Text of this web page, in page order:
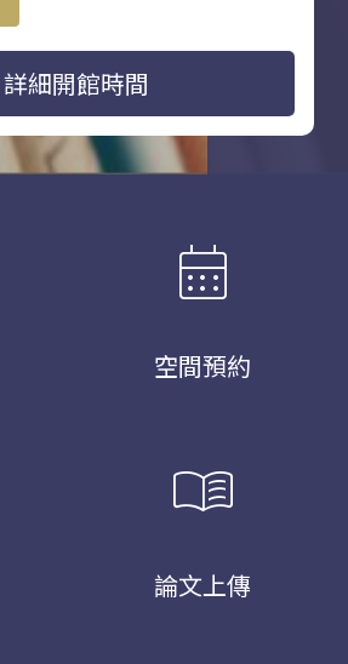
詳細開館時間
calendar_month
空間預約
menu_book
論文上傳